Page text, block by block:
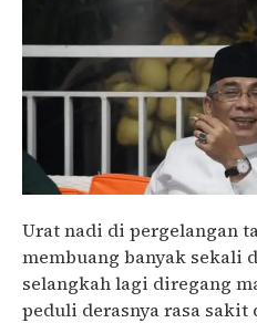
Urat nadi di pergelangan
membuang banyak sekali
selangkah lagi diregang
peduli derasnya rasa